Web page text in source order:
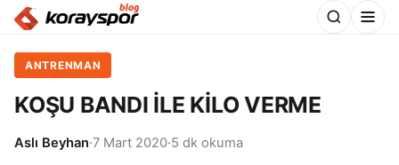
ANTRENMAN
KOŞU BANDI İLE KİLO VERME
Aslı Beyhan·7 Mart 2020·5 dk okuma